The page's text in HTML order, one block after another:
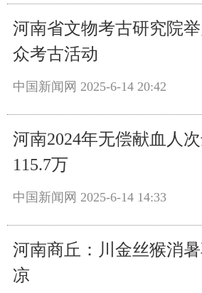
河南省文物考古研究院
众考古活动
中国新闻网 2025-6-14 20:42
河南2024年无偿献血人
115.7万
中国新闻网 2025-6-14 14:33
河南商丘：川金丝猴消
凉